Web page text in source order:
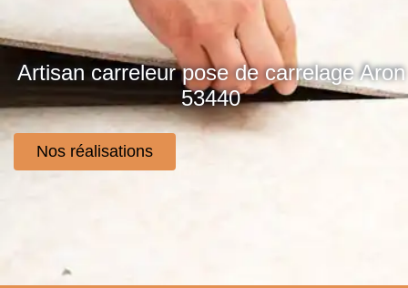
Artisan carreleur pose de carrelage Aron
53440
Nos réalisations